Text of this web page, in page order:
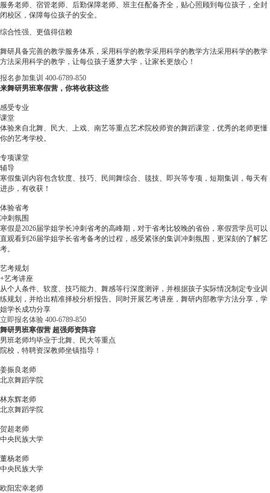
服务老师、宿管老师、后勤保障老师、班主任配备齐全，贴心照顾到每位孩子，全封
闭校区，保障每位孩子的安全。
综合性强、更值得信赖
舞研具备完善的教学服务体系，采用科学的教学采用科学的教学方法采用科学的教学
方法采用科学的教学，让每位孩子逐梦大学，让家长更放心！
报名参加集训 400-6789-850
来舞研男班寒假营，你将收获这些
感受专业
课堂
体验来自北舞、民大、上戏、南艺等重点艺术院校师资的舞蹈课堂，优秀的老师更懂
你的艺考学校。
专项课堂
辅导
寒假集训内容包含软度、技巧、民间舞综合、毯技、即兴等专项，短期集训，每天有
进步，有收获！
体验省考
冲刺氛围
寒假是2026届学姐学长冲刺省考的高峰期，对于省考比较晚的省份，寒假营学员可以
直观看到26届学姐学长省考备考的过程，感受紧张的集训冲刺氛围，更深刻的了解艺
考。
艺考规划
+艺考讲座
从个人条件、软度、技巧能力、舞感等行深度测评，并根据孩子实际情况制定专业训
练规划，并给出精准择校分析报告。同时开展艺考讲座，舞研内部教学方法分享，学
姐学长成功分享
立即报名体验 400-6789-850
舞研男班寒假营 超强师资阵容
男班老师均毕业于北舞、民大等重点
院校，特聘资深教师坐镇指导！
姜振良老师
北京舞蹈学院
林东辉老师
北京舞蹈学院
贺超老师
中央民族大学
董杨老师
中央民族大学
欧阳宏幸老师